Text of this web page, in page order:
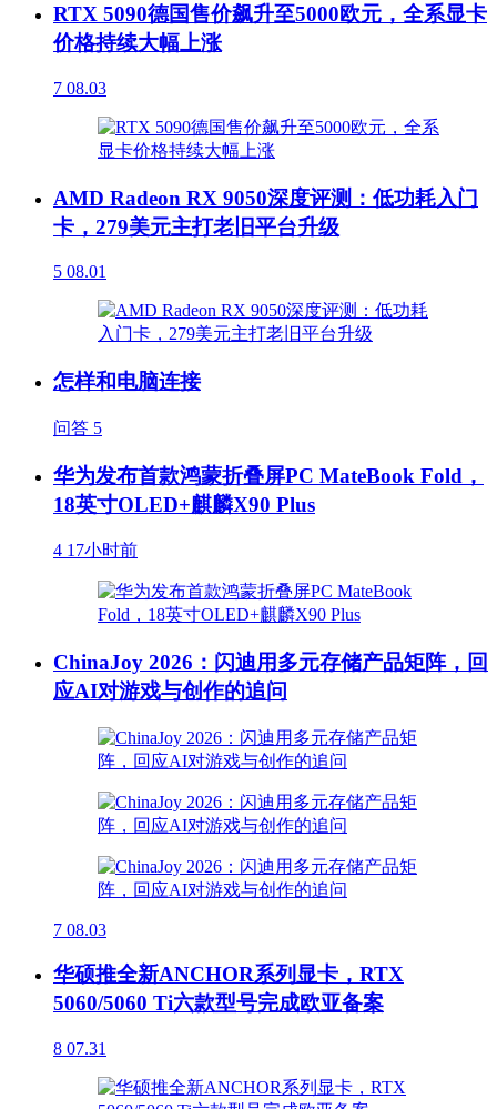
RTX 5090德国售价飙升至5000欧元，全系显卡
价格持续大幅上涨
7 08.03
AMD Radeon RX 9050深度评测：低功耗入门
卡，279美元主打老旧平台升级
5 08.01
怎样和电脑连接
问答 5
华为发布首款鸿蒙折叠屏PC MateBook Fold，
18英寸OLED+麒麟X90 Plus
4 17小时前
ChinaJoy 2026：闪迪用多元存储产品矩阵，回
应AI对游戏与创作的追问
7 08.03
华硕推全新ANCHOR系列显卡，RTX
5060/5060 Ti六款型号完成欧亚备案
8 07.31